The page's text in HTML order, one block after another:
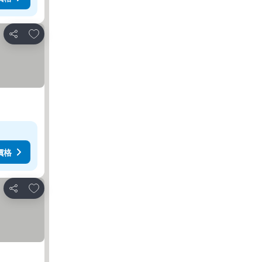
分享
放到收藏夾
格
分享
放到收藏夾